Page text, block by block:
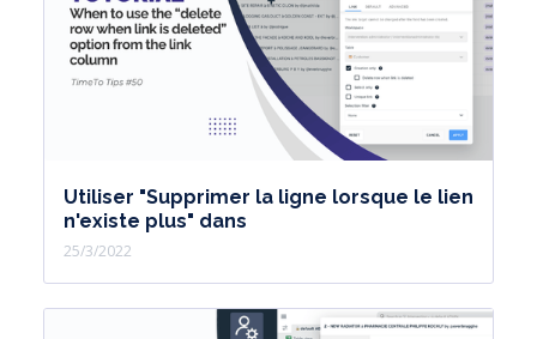
Utiliser "Supprimer la ligne lorsque le lien
n'existe plus" dans
25/3/2022